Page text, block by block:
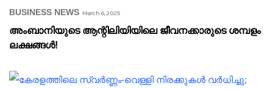
BUSINESS NEWS March 6, 2025
അംബാനിയുടെ ആന്റിലിയിയിലെ ജീവനക്കാരുടെ ശമ്പളം
ലക്ഷങ്ങൾ!